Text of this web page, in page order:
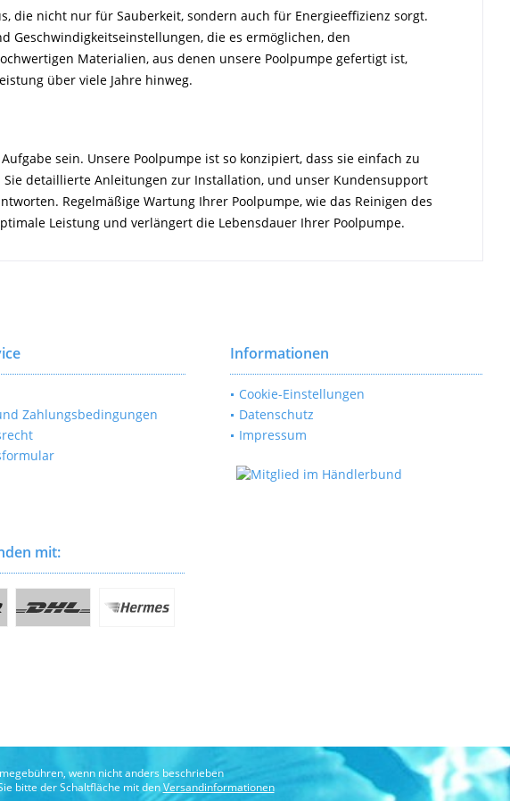
die nicht nur für Sauberkeit, sondern auch für Energieeffizienz sorgt.
Geschwindigkeitseinstellungen, die es ermöglichen, den
Materialien, aus denen unsere Poolpumpe gefertigt ist,
über viele Jahre hinweg.
sein. Unsere Poolpumpe ist so konzipiert, dass sie einfach zu
detaillierte Anleitungen zur Installation, und unser Kundensupport
Regelmäßige Wartung Ihrer Poolpumpe, wie das Reinigen des
Leistung und verlängert die Lebensdauer Ihrer Poolpumpe.
Zahlungsbedingungen
Informationen
Cookie-Einstellungen
Datenschutz
Impressum
mit:
wenn nicht anders beschrieben
bitte der Schaltfläche mit denVersandinformationen